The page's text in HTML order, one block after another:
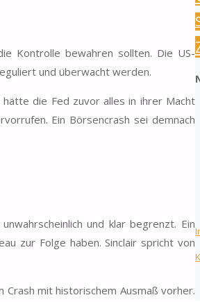
Kontrolle bewahren sollten. Die US-
und überwacht werden.
die Fed zuvor alles in ihrer Macht
Ein Börsencrash sei demnach
und klar begrenzt. Ein
zur Folge haben. Sinclair spricht von
mit historischem Ausmaß vorher.